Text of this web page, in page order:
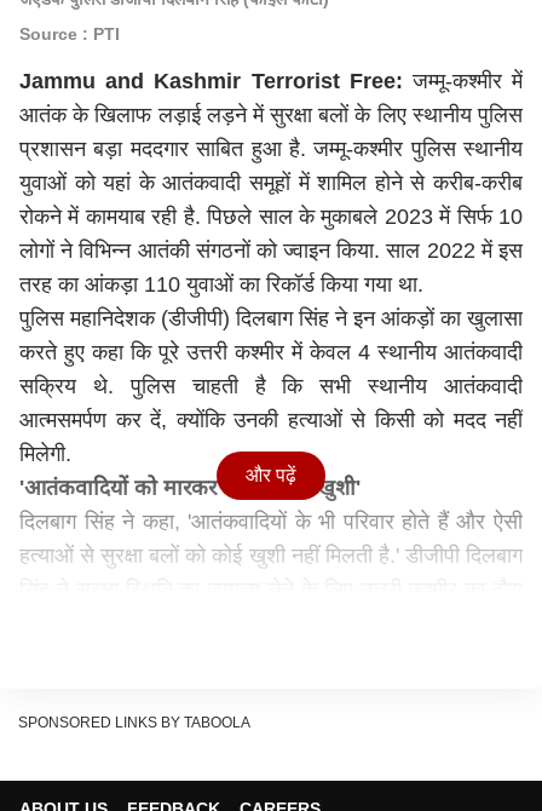
Source : PTI
Jammu and Kashmir Terrorist Free: जम्मू-कश्मीर में
आतंक के खिलाफ लड़ाई लड़ने में सुरक्षा बलों के ल‍िए स्‍थानीय पुल‍िस
प्रशासन बड़ा मददगार साबित हुआ है. जम्मू-कश्मीर पुलिस स्थानीय
युवाओं को यहां के आतंकवादी समूहों में शामिल होने से करीब-करीब
रोकने में कामयाब रही है. पिछले साल के मुकाबले 2023 में स‍िर्फ 10
लोगों ने विभिन्न आतंकी संगठनों को ज्‍वाइन किया. साल 2022 में इस
तरह का आंकड़ा 110 युवाओं का र‍िकॉर्ड किया गया था.
पुलिस महानिदेशक (डीजीपी) दिलबाग सिंह ने इन आंकड़ों का खुलासा
करते हुए कहा कि पूरे उत्तरी कश्मीर में केवल 4 स्थानीय आतंकवादी
सक्रिय थे. पुलिस चाहती है कि सभी स्थानीय आतंकवादी
आत्मसमर्पण कर दें, क्योंकि उनकी हत्याओं से किसी को मदद नहीं
मिलेगी.
'आतंकवादियों को मारकर नहीं मिलती खुशी'
दिलबाग सिंह ने कहा, 'आतंकवादियों के भी परिवार होते हैं और ऐसी
हत्याओं से सुरक्षा बलों को कोई खुशी नहीं मिलती है.' डीजीपी दिलबाग
को हथियार छोड़ें'
और पढ़ें
SPONSORED LINKS BY TABOOLA